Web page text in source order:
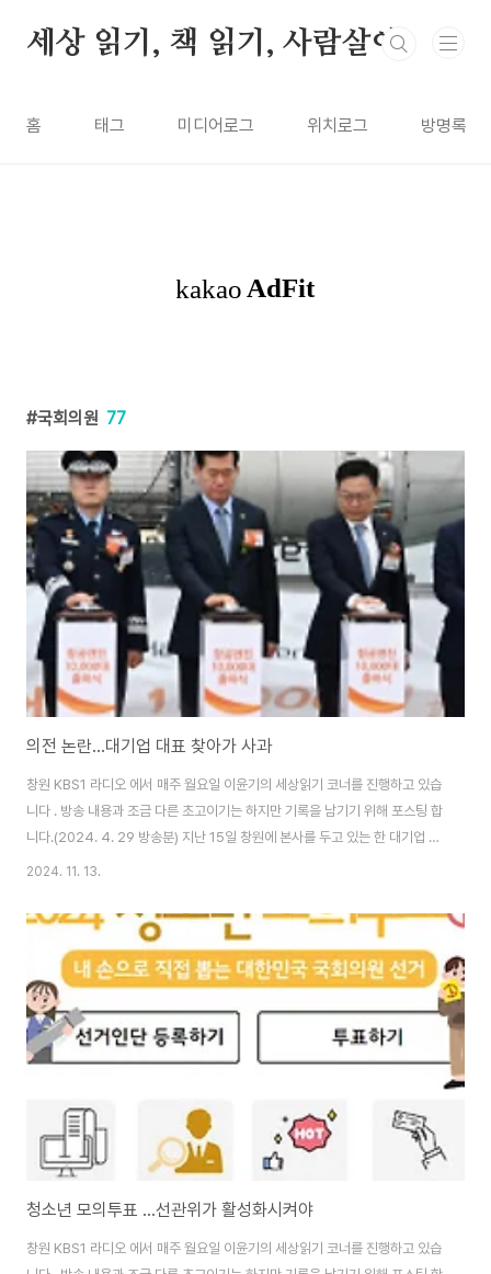
세상 읽기, 책 읽기, 사람살이
홈 태그 미디어로그 위치로그 방명록
국회의원 77
의전 논란...대기업 대표 찾아가 사과
창원 KBS1 라디오 에서 매주 월요일 이윤기의 세상읽기 코너를 진행하고 있습
니다 . 방송 내용과 조금 다른 초고이기는 하지만 기록을 남기기 위해 포스팅 합
니다.(2024. 4. 29 방송분) 지난 15일 창원에 본사를 두고 있는 한 대기업 행
사장에 전직 창원시장이자 국회의원 당선인과 현직 창원시장이 나란히 참석하
들은 이날 무슨 일이 벌어졌는지 모르고 있었는데, 며칠 후에 지역 언론들이 ‘현
직 창원시장에 대한 의전 홀대가 있었다는 보도를 크게 하면서 널리 알려지
게 되었습니다. 오늘은 공직자뿐만 아니라 민간 기업이나 민간 단체가 의전 때
문에 겪는 어려움 그리고 의전 간소화에 대하여 함께 생각해 보겠습니다. 우의
전 홀대 논란의 발단..
2024. 11. 13.
청소년 모의투표 ...선관위가 활성화시켜야
창원 KBS1 라디오 에서 매주 월요일 이윤기의 세상읽기 코너를 진행하고 있습